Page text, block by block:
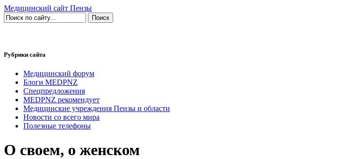
Медицинский сайт Пензы
Рубрики сайта
Медицинский форум
Блоги MEDPNZ
Спецпредложения
MEDPNZ рекомендует
Медицинские учреждения Пензы и области
Новости со всего мира
Полезные телефоны
О своем, о женском